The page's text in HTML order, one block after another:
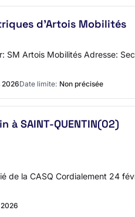
d'Artois Mobilités
Artois Mobilités Adresse:
2026Date limite: Non précisée
SAINT-QUENTIN(02)
de la CASQ Cordialement 24